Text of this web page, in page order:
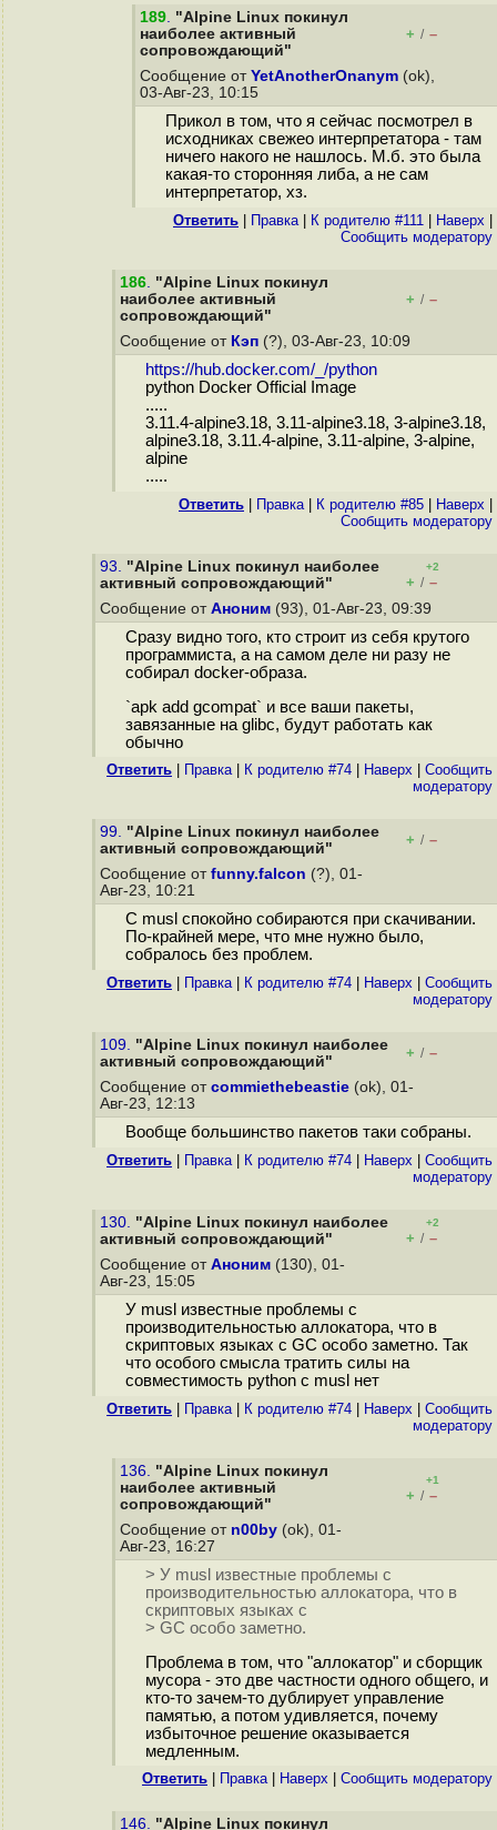
189. "Alpine Linux покинул
наиболее активный
сопровождающий"
+ / –
Сообщение от YetAnotherOnanym (ok),
03-Авг-23, 10:15
Прикол в том, что я сейчас посмотрел в
исходниках свежео интерпретатора - там
ничего накого не нашлось. М.б. это была
какая-то сторонняя либа, а не сам
интерпретатор, хз.
Ответить Правка| К родителю #111 Наверх
Cообщить модератору
186. "Alpine Linux покинул
наиболее активный
сопровождающий"
+ / –
Сообщение от Кэп (?), 03-Авг-23, 10:09
https://hub.docker.com/_/python
python Docker Official Image
.....
3.11.4-alpine3.18, 3.11-alpine3.18, 3-alpine3.18,
alpine3.18, 3.11.4-alpine, 3.11-alpine, 3-alpine,
alpine
.....
Ответить Правка| К родителю #85 Наверх
Cообщить модератору
93. "Alpine Linux покинул наиболее
активный сопровождающий"
+2
+ / –
Сообщение от Аноним (93), 01-Авг-23, 09:39
Сразу видно того, кто строит из себя крутого
программиста, а на самом деле ни разу не
собирал docker-образа.
`apk add gcompat` и все ваши пакеты,
завязанные на glibc, будут работать как
обычно
Ответить Правка| К родителю #74 Наверх
Cообщить
модератору
99. "Alpine Linux покинул наиболее
активный сопровождающий"
+ / –
Сообщение от funny.falcon (?), 01-
Авг-23, 10:21
С musl спокойно собираются при скачивании.
По-крайней мере, что мне нужно было,
собралось без проблем.
Ответить Правка| К родителю #74 Наверх
Cообщить
модератору
109. "Alpine Linux покинул наиболее
активный сопровождающий"
+ / –
Сообщение от commiethebeastie (ok), 01-
Авг-23, 12:13
Вообще большинство пакетов таки собраны.
Ответить Правка| К родителю #74 Наверх
Cообщить
модератору
130. "Alpine Linux покинул наиболее
активный сопровождающий"
+2
+ / –
Сообщение от Аноним (130), 01-
Авг-23, 15:05
У musl известные проблемы с
производительностью аллокатора, что в
скриптовых языках с GC особо заметно. Так
что особого смысла тратить силы на
совместимость python с musl нет
Ответить Правка| К родителю #74 Наверх
Cообщить
модератору
136. "Alpine Linux покинул
наиболее активный
сопровождающий"
+1
+ / –
Сообщение от n00by (ok), 01-
Авг-23, 16:27
> У musl известные проблемы с
производительностью аллокатора, что в
скриптовых языках с
> GC особо заметно.
Проблема в том, что "аллокатор" и сборщик
мусора - это две частности одного общего, и
кто-то зачем-то дублирует управление
памятью, а потом удивляется, почему
избыточное решение оказывается
медленным.
Ответить Правка| Наверх Cообщить модератору
146. "Alpine Linux покинул